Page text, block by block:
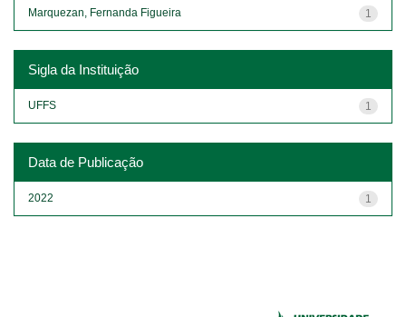
1
Marquezan, Fernanda Figueira
Sigla da Instituição
1
UFFS
Data de Publicação
1
2022